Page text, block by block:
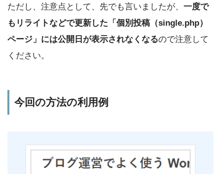
ただし、注意点として、先でも言いましたが、 一度で
もリライトなどで更新した「個別投稿（single.php）
ページ」には公開日が表示されなくなるので注意して
ください。
今回の方法の利用例